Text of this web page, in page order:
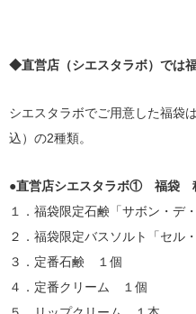
◆直営店（シエスタラボ）では
シエスタラボでご用意した福袋
込）の2種類。
●直営店シエスタラボ① 福袋
１．福袋限定石鹸「サボン・
２．福袋限定バスソルト「セ
３．定番石鹸 １個
４．定番クリーム １個